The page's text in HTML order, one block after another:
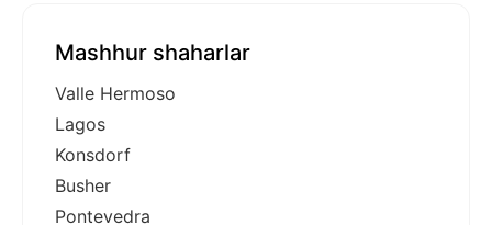
Mashhur shaharlar
Valle Hermoso
Lagos
Konsdorf
Busher
Pontevedra